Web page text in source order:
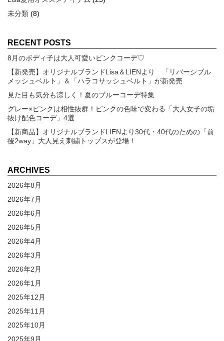
未分類 (8)
RECENT POSTS
8月のボディ子は大人可愛いピンクコーデ♡
【新発売】オリジナルブランドLisa＆LIENより 「リバーシブル
メッシュベルト」＆「ハラコサッシュベルト」が新発売
見た目も気分も涼しく！夏のブルーコーデ特集
グレー×ピンクは相性抜群！ピンクの色味で変わる「大人女子の垢
抜け配色コーデ」4選
【新商品】オリジナルブランドLIENより30代・40代のための「前
後2way」大人見え刺繍トップスが登場！
ARCHIVES
2026年8月
2026年7月
2026年6月
2026年5月
2026年4月
2026年3月
2026年2月
2026年1月
2025年12月
2025年11月
2025年10月
2025年9月